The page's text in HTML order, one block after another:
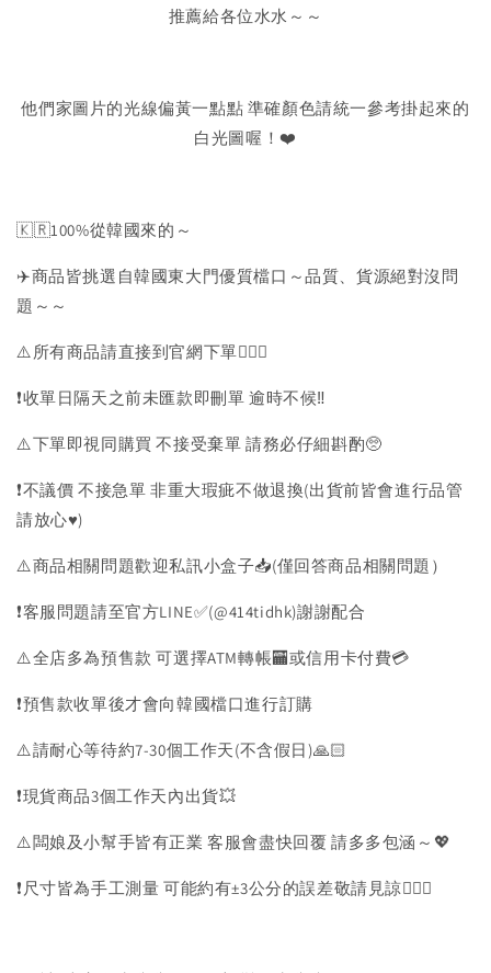
推薦給各位水水～～
他們家圖片的光線偏黃一點點 準確顏色請統一參考掛起來的
白光圖喔！❤️
🇰🇷100%從韓國來的～
✈️商品皆挑選自韓國東大門優質檔口～品質、貨源絕對沒問
題～～
⚠️所有商品請直接到官網下單💁🏻‍♀️
❗️收單日隔天之前未匯款即刪單 逾時不候‼️
⚠️下單即視同購買 不接受棄單 請務必仔細斟酌🥺
❗️不議價 不接急單 非重大瑕疵不做退換(出貨前皆會進行品管
請放心♥️)
⚠️商品相關問題歡迎私訊小盒子📥(僅回答商品相關問題）
❗️客服問題請至官方LINE✅(@414tidhk)謝謝配合
⚠️全店多為預售款 可選擇ATM轉帳🏧或信用卡付費💳
❗️預售款收單後才會向韓國檔口進行訂購
⚠️請耐心等待約7-30個工作天(不含假日)🙏🏻
❗️現貨商品3個工作天內出貨💥
⚠️闆娘及小幫手皆有正業 客服會盡快回覆 請多多包涵～💖
❗️尺寸皆為手工測量 可能約有±3公分的誤差敬請見諒🙇🏻‍♀️